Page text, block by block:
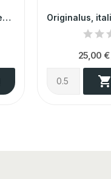
Elegantiškas, itališkas, šviesiai rusvos...
25,00 €
